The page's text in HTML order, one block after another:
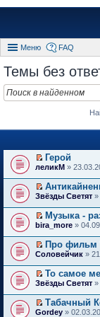
Меню FAQ
Темы без
П
р
е
й
т
и
к
е
р
в
о
м
у
е
п
Герой
леликМ »
П
р
е
й
т
и
к
е
р
в
о
м
у
Звёзды Светят »
П
р
е
й
т
и
к
е
Музыка -
bira_more »
П
р
й
т
и
к
Про фильм
Соловейчик »
П
р
й
То самое
Звёзды Светят »
П
Табачный
Gordey »